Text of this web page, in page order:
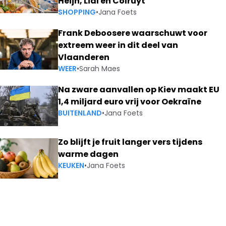
SHOPPING•Jana Foets
Frank Deboosere waarschuwt voor
extreem weer in dit deel van
Vlaanderen
WEER•Sarah Maes
Na zware aanvallen op Kiev maakt EU
1,4 miljard euro vrij voor Oekraïne
BUITENLAND•Jana Foets
Zo blijft je fruit langer vers tijdens
warme dagen
KEUKEN•Jana Foets